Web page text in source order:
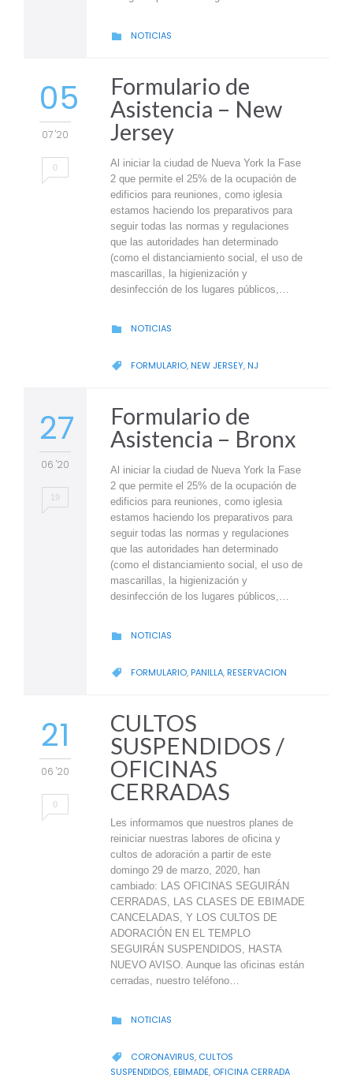
 CATEGORY
NOTICIAS
05
07 '20
0
Formulario de
Asistencia – New
Jersey
Al iniciar la ciudad de Nueva York la Fase
2 que permite el 25% de la ocupación de
edificios para reuniones, como iglesia
estamos haciendo los preparativos para
seguir todas las normas y regulaciones
que las autoridades han determinado
(como el distanciamiento social, el uso de
mascarillas, la higienización y
desinfección de los lugares públicos,…
 CATEGORY
NOTICIAS
 CATEGORY
FORMULARIO, NEW JERSEY, NJ
27
06 '20
19
Formulario de
Asistencia – Bronx
Al iniciar la ciudad de Nueva York la Fase
2 que permite el 25% de la ocupación de
edificios para reuniones, como iglesia
estamos haciendo los preparativos para
seguir todas las normas y regulaciones
que las autoridades han determinado
(como el distanciamiento social, el uso de
mascarillas, la higienización y
desinfección de los lugares públicos,…
 CATEGORY
NOTICIAS
 CATEGORY
FORMULARIO, PANILLA, RESERVACION
21
06 '20
0
CULTOS
SUSPENDIDOS /
OFICINAS
CERRADAS
Les informamos que nuestros planes de
reiniciar nuestras labores de oficina y
cultos de adoración a partir de este
domingo 29 de marzo, 2020, han
cambiado: LAS OFICINAS SEGUIRÁN
CERRADAS, LAS CLASES DE EBIMADE
CANCELADAS, Y LOS CULTOS DE
ADORACIÓN EN EL TEMPLO
SEGUIRÁN SUSPENDIDOS, HASTA
NUEVO AVISO. Aunque las oficinas están
cerradas, nuestro teléfono…
 CATEGORY
NOTICIAS
 CATEGORY
CORONAVIRUS, CULTOS
SUSPENDIDOS, EBIMADE, OFICINA CERRADA